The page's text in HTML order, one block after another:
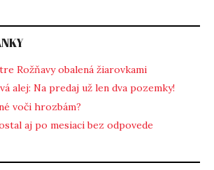
Rožňavy obalená žiarovkami
alej: Na predaj už len dva pozemky!
voči hrozbám?
aj po mesiaci bez odpovede